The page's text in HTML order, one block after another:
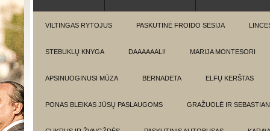
VILTINGAS RYTOJUS PASKUTINĖ FROIDO SESIJA
STEBUKLŲ KNYGA DAAAAAALI! MARIJA MONTESORI
APSINUOGINUSI MŪZA BERNADETA ELFŲ KERŠTAS
PONAS BLEIKAS JŪSŲ PASLAUGOMS GRAŽUOLĖ IR